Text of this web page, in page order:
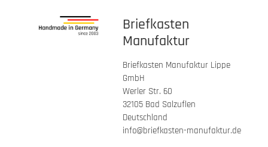
Briefkasten
Manufaktur
Briefkasten Manufaktur Lippe
GmbH
Werler Str. 60
32105 Bad Salzuflen
Deutschland
info@briefkasten-manufaktur.de